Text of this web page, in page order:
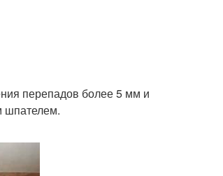
перепадов более 5 мм и
шпателем.